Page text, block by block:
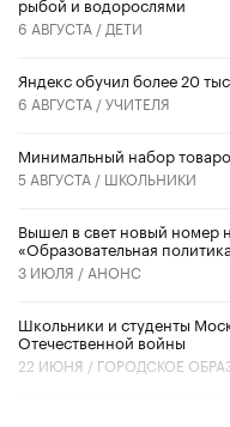
6 АВГУСТА / ДЕТИ
​Яндекс обучил более 20
6 АВГУСТА /УЧИТЕЛЯ
Минимальный набор
5 АВГУСТА / ШКОЛЬНИКИ
Вышел в свет новый номер
«Образовательная
3 ИЮЛЯ / АНОНС
Школьники и студенты
Отечественной войны
22 ИЮНЯ / ГОРОДСКОЕ